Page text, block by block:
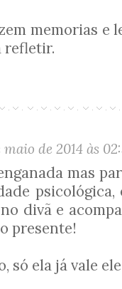
memorias e
refletir.
maio de 2014 às
mas
psicológica,
divã e
presente!
só ela já vale